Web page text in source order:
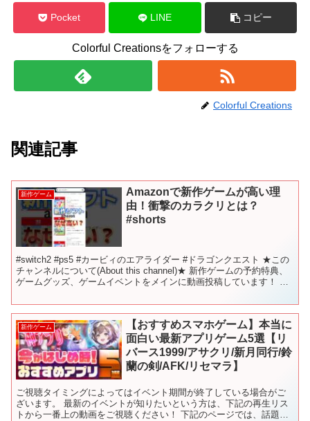
Pocket LINE コピー
Colorful Creationsをフォローする
Colorful Creations
関連記事
新作ゲーム
Amazonで新作ゲームが高い理
由！衝撃のカラクリとは？
#shorts
#switch2 #ps5 #カービィのエアライダー #ドラゴンクエスト ★この
チャンネルについて(About this channel)★ 新作ゲームの予約特典、
ゲームグッズ、ゲームイベントをメインに動画投稿しています！ リ
新作ゲーム
【おすすめスマホゲーム】本当に
面白い最新アプリゲーム5選【リ
バース1999/アサクリ/新月同行/鈴
蘭の剣/AFK/リセマラ】
ご視聴タイミングによってはイベント期間が終了している場合がご
ざいます。 最新のイベントが知りたいという方は、下記の再生リス
トから一番上の動画をご視聴ください！ 下記のページでは、話題の